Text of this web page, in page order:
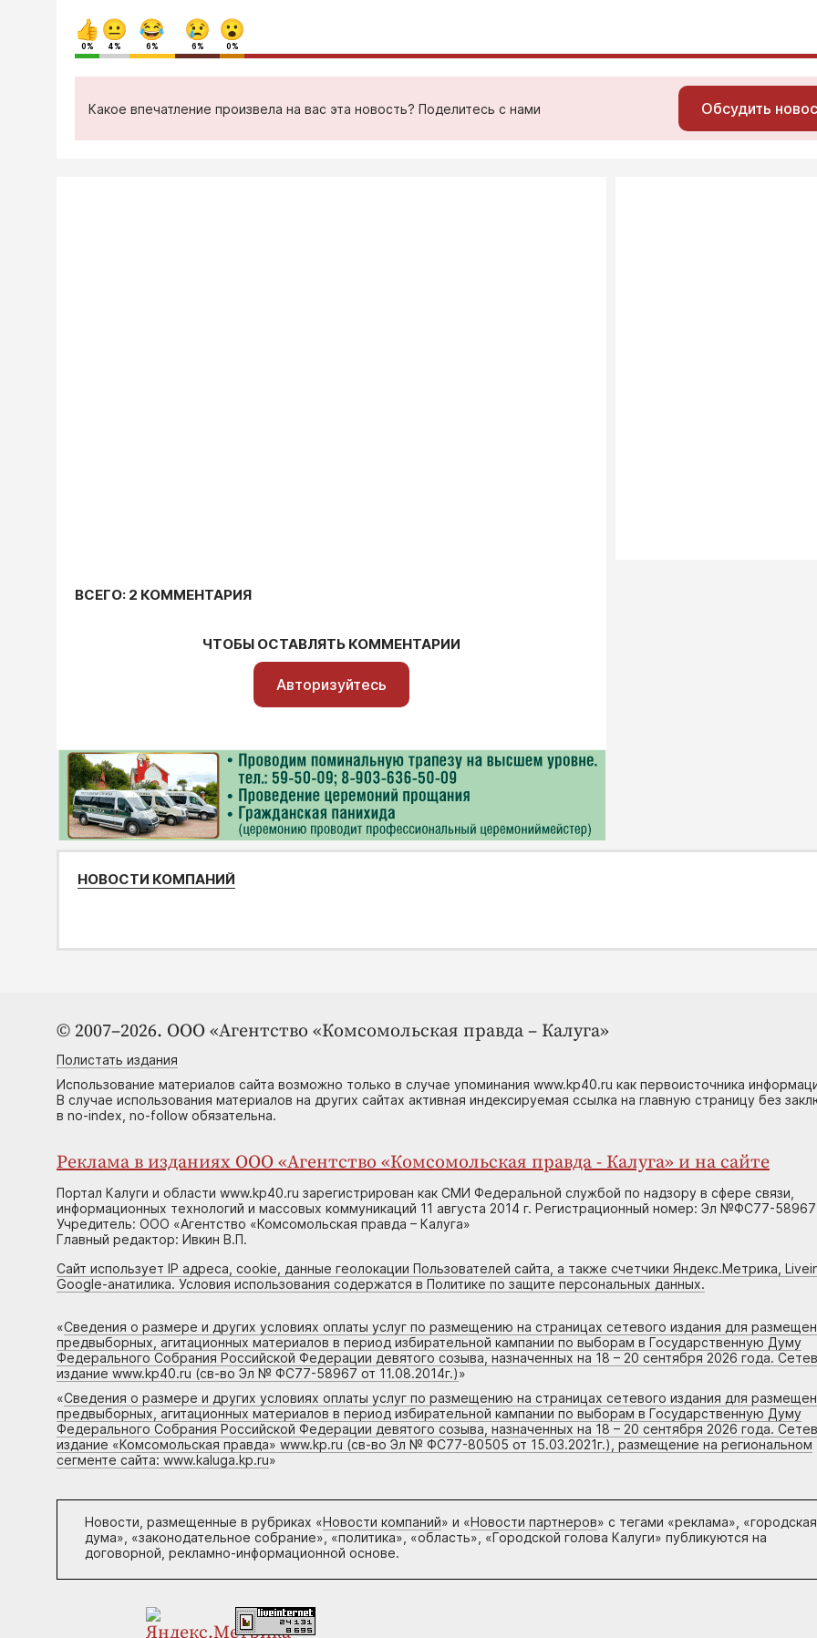
0% 4% 6% 6% 0%
Какое впечатление произвела на вас эта новость? Поделитесь с нами Обсудить
ВСЕГО: 2 КОММЕНТАРИЯ
ЧТОБЫ ОСТАВЛЯТЬ КОММЕНТАРИИ
Авторизуйтесь
НОВОСТИ КОМПАНИЙ
© 2007–2026. ООО «Агентство «Комсомольская правда – Калуга»
Полистать издания
Использование материалов сайта возможно только в случае упоминания www.kp40.ru как первоисточника
В случае использования материалов на других сайтах активная индексируемая ссылка на главную страницу без
в no-index, no-follow обязательна.
Реклама в изданиях ООО «Агентство «Комсомольская правда - Калуга» и на сайте
Портал Калуги и области www.kp40.ru зарегистрирован как СМИ Федеральной службой по надзору в сфере связи,
информационных технологий и массовых коммуникаций 11 августа 2014 г. Регистрационный номер: Эл №ФС77-58967
Учредитель: ООО «Агентство «Комсомольская правда – Калуга»
Главный редактор: Ивкин В.П.
Сайт использует IP адреса, cookie, данные геолокации Пользователей сайта, а также счетчики Яндекс.Метрика,
Google-анатилика. Условия использования содержатся в Политике по защите персональных данных.
«Сведения о размере и других условиях оплаты услуг по размещению на страницах сетевого издания для
предвыборных, агитационных материалов в период избирательной кампании по выборам в Государственную Думу
Федерального Собрания Российской Федерации девятого созыва, назначенных на 18 – 20 сентября 2026 года.
издание www.kp40.ru (св-во Эл № ФС77-58967 от 11.08.2014г.)»
«Сведения о размере и других условиях оплаты услуг по размещению на страницах сетевого издания для
предвыборных, агитационных материалов в период избирательной кампании по выборам в Государственную Думу
Федерального Собрания Российской Федерации девятого созыва, назначенных на 18 – 20 сентября 2026 года.
издание «Комсомольская правда» www.kp.ru (св-во Эл № ФС77-80505 от 15.03.2021г.), размещение на региональном
сегменте сайта: www.kaluga.kp.ru»
Новости, размещенные в рубриках «Новости компаний» и «Новости партнеров» с тегами «реклама», «городская
дума», «законодательное собрание», «политика», «область», «Городской голова Калуги» публикуются на
договорной, рекламно-информационной основе.